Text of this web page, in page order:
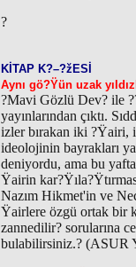
?
KİTAP K?–?žESİ
Aynı gö?Ÿün uzak
?Mavi Gözlü Dev? ile
yayınlarından çıktı.
izler bırakan iki ?Ÿairi,
ideolojinin bayrakları
deniyordu, ama bu
Ÿairin
Nazım Hikmet'in ve
Ÿairlere özgü ortak bir
zannedilir? sorularına
bulabilirsiniz.? (ASUR